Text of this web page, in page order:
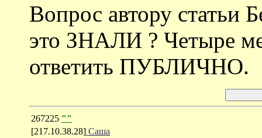
Вопрос автору
это ЗНАЛИ ? Четыре
ответить ПУБЛИЧНО.
267225 ""
[217.10.38.28] Саша